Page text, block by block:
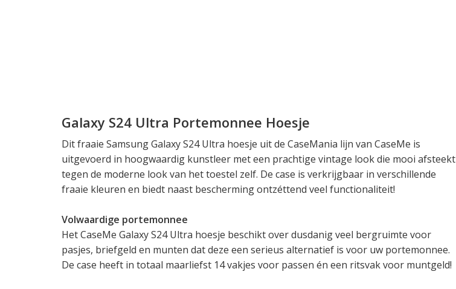
Galaxy S24 Ultra Portemonnee Hoesje
Dit fraaie Samsung Galaxy S24 Ultra hoesje uit de CaseMania lijn van CaseMe is
uitgevoerd in hoogwaardig kunstleer met een prachtige vintage look die mooi afsteekt
tegen de moderne look van het toestel zelf. De case is verkrijgbaar in verschillende
fraaie kleuren en biedt naast bescherming ontzéttend veel functionaliteit!
Volwaardige portemonnee
Het CaseMe Galaxy S24 Ultra hoesje beschikt over dusdanig veel bergruimte voor
pasjes, briefgeld en munten dat deze een serieus alternatief is voor uw portemonnee.
De case heeft in totaal maarliefst 14 vakjes voor passen én een ritsvak voor muntgeld!